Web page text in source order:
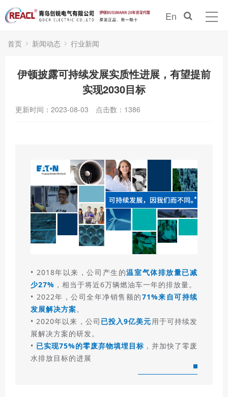
En
首页 新闻动态 行业新闻
伊顿披露可持续发展实质性进展，有望提前
实现2030目标
更新时间：2023-08-03 点击数： 1386
• 2018年以来，公司产生的温室气体排放量已减
少27% ，相当于将近6万辆燃油车一年的排放量。
• 2022年，公司全年净销售额的71%来自可持续
发展解决方案。
• 2020年以来，公司 已投入9亿美元 用于可持续发
展解决方案的研发。
• 已实现75%的零废弃物填埋目标 ，并加快了零废
水排放目标的进展